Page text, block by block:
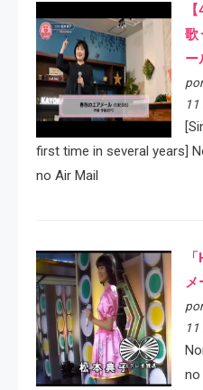
歌
ー
first time in several years]
no Air Mail
no